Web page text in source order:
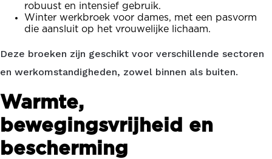
robuust en intensief gebruik.
Winter werkbroek voor dames, met een pasvorm
die aansluit op het vrouwelijke lichaam.
Deze broeken zijn geschikt voor verschillende sectoren
en werkomstandigheden, zowel binnen als buiten.
Warmte,
bewegingsvrijheid en
bescherming